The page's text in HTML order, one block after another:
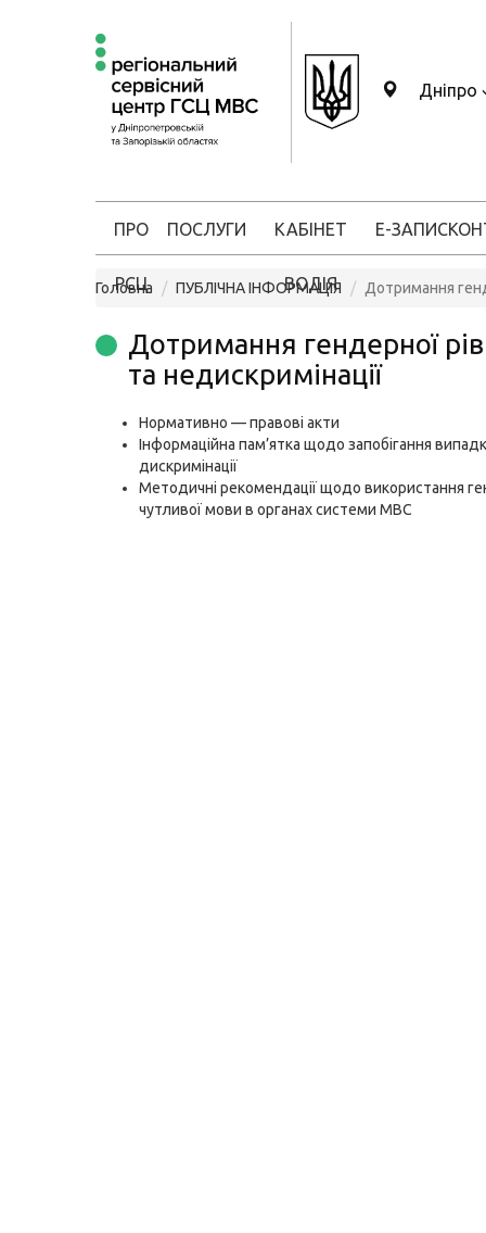
Дніпро
ПРО
РСЦ
ПОСЛУГИ КАБІНЕТ
ВОДІЯ
Е-ЗАПИС
Головна ПУБЛІЧНА ІНФОРМАЦІЯ Дотримання
Дотримання гендерної
та недискримінації
Нормативно — правові акти
Інформаційна пам’ятка щодо запобігання
дискримінації
Методичні рекомендації щодо використання
чутливої мови в органах системи МВС